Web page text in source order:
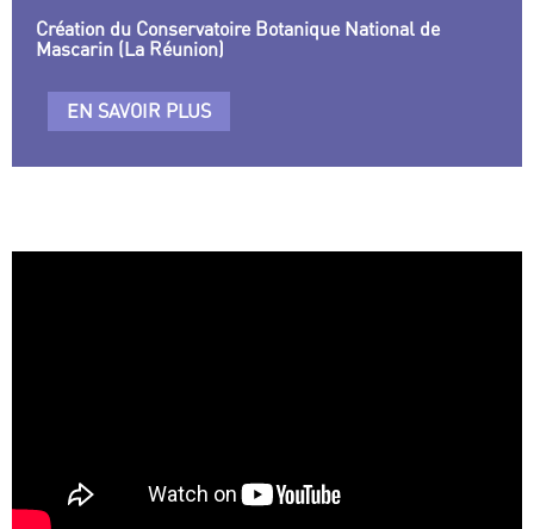
Création du Conservatoire Botanique National de
Mascarin (La Réunion)
EN SAVOIR PLUS